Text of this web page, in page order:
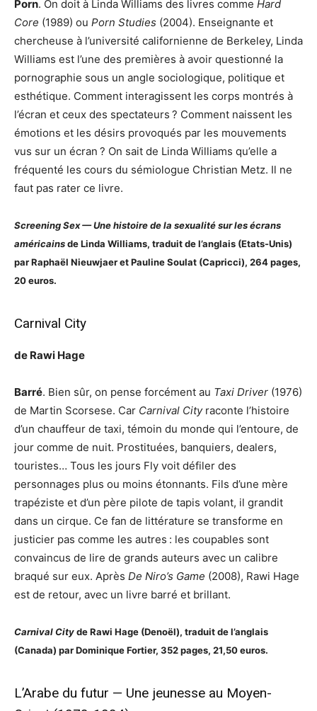
Porn. On doit à Linda Williams des livres comme Hard
Core (1989) ou Porn Studies (2004). Enseignante et
chercheuse à l’université californienne de Berkeley, Linda
Williams est l’une des premières à avoir questionné la
pornographie sous un angle sociologique, politique et
esthétique. Comment interagissent les corps montrés à
l’écran et ceux des spectateurs ? Comment naissent les
émotions et les désirs provoqués par les mouvements
vus sur un écran ? On sait de Linda Williams qu’elle a
fréquenté les cours du sémiologue Christian Metz. Il ne
faut pas rater ce livre.
Screening Sex — Une histoire de la sexualité sur les écrans
américainsde Linda Williams, traduit de l’anglais (Etats-Unis)
par Raphaël Nieuwjaer et Pauline Soulat (Capricci), 264 pages,
20 euros.
Carnival City
de Rawi Hage
Barré. Bien sûr, on pense forcément au Taxi Driver (1976)
de Martin Scorsese. Car Carnival Cityraconte l’histoire
d’un chauffeur de taxi, témoin du monde qui l’entoure, de
jour comme de nuit. Prostituées, banquiers, dealers,
touristes… Tous les jours Fly voit défiler des
personnages plus ou moins étonnants. Fils d’une mère
trapéziste et d’un père pilote de tapis volant, il grandit
dans un cirque. Ce fan de littérature se transforme en
justicier pas comme les autres : les coupables sont
convaincus de lire de grands auteurs avec un calibre
braqué sur eux. Après De Niro’s Game (2008), Rawi Hage
est de retour, avec un livre barré et brillant.
Carnival Cityde Rawi Hage (Denoël), traduit de l’anglais
(Canada) par Dominique Fortier, 352 pages, 21,50 euros.
L’Arabe du futur — Une jeunesse au Moyen-